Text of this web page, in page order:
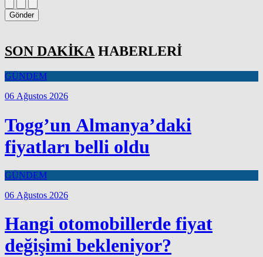
Gönder
SON DAKİKA HABERLERİ
GÜNDEM
06 Ağustos 2026
Togg’un Almanya’daki
fiyatları belli oldu
GÜNDEM
06 Ağustos 2026
Hangi otomobillerde fiyat
değişimi bekleniyor?